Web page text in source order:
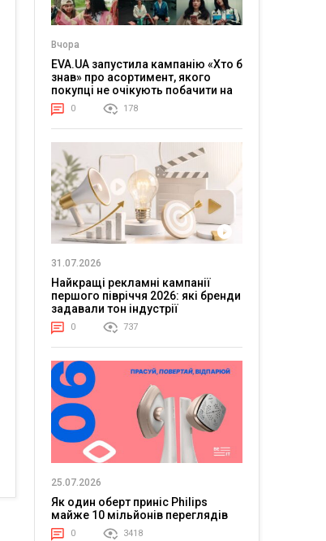
Вчора
EVA.UA запустила кампанію «Хто б
знав» про асортимент, якого
покупці не очікують побачити на
платформі
0 178
31.07.2026
Найкращі рекламні кампанії
першого півріччя 2026: які бренди
задавали тон індустрії
0 737
25.07.2026
Як один оберт приніс Philips
майже 10 мільйонів переглядів
0 3418